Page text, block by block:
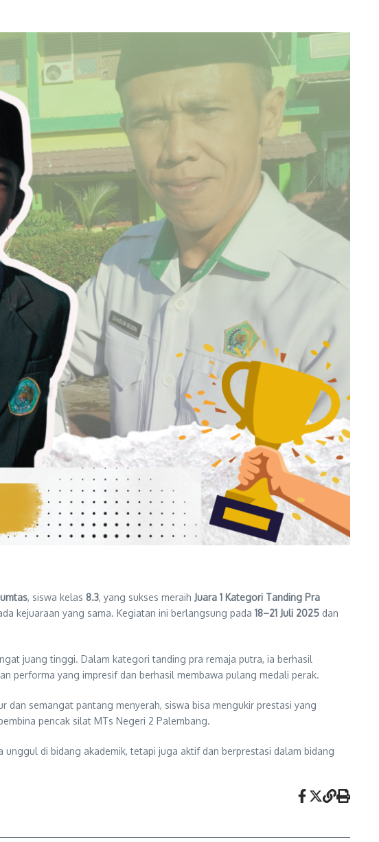
, siswa kelas 8.3, yang sukses meraih Juara 1 Kategori Tanding Pra
kejuaraan yang sama. Kegiatan ini berlangsung pada 18–21 Juli 2025 dan
juang tinggi. Dalam kategori tanding pra remaja putra, ia berhasil
performa yang impresif dan berhasil membawa pulang medali perak.
semangat pantang menyerah, siswa bisa mengukir prestasi yang
pencak silat MTs Negeri 2 Palembang.
di bidang akademik, tetapi juga aktif dan berprestasi dalam bidang